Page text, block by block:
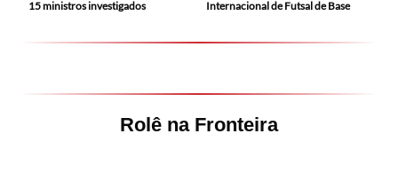
15 ministros investigados Internacional de Futsal de Base
Rolê na Fronteira